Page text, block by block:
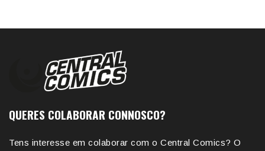
QUERES COLABORAR CONNOSCO?
Tens interesse em colaborar com o Central Comics? O